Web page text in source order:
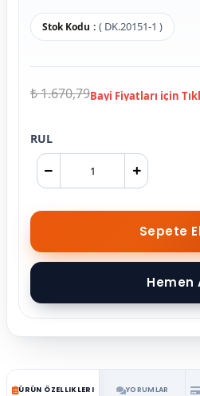
Stok Kodu ( DK.20151-1 )
₺ 1.670,79
RUL
ÜRÜN ÖZELLIKLERI YORUMLAR